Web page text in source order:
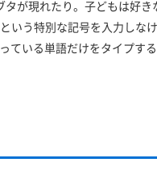
が現れたり。子どもは好き
いう特別な記号を入力しな
ている単語だけをタイプす